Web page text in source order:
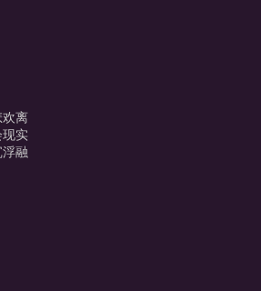
离
实
融